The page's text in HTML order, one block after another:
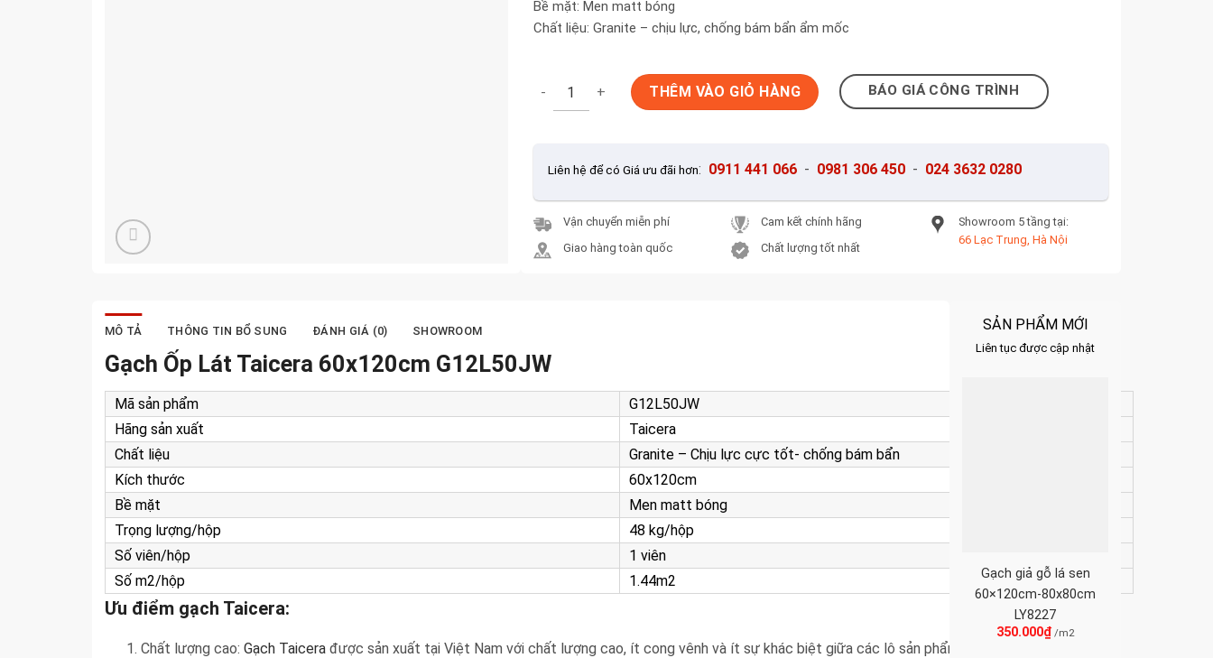
Bề mặt: Men matt bóng
Chất liệu: Granite – chịu lực, chống bám bẩn ẩm mốc
Gạch Ốp Lát Taicera 60x120cm G12L50JW số lượng
THÊM VÀO GIỎ HÀNG BÁO GIÁ CÔNG TRÌNH
Liên hệ để có Giá ưu đãi hơn: 0911 441 066 - 0981 306 450 - 024 3632 0280
Vận chuyển miễn phí
Giao hàng toàn quốc
Cam kết chính hãng
Chất lượng tốt nhất
Showroom 5 tầng tại:
66 Lạc Trung, Hà Nội
MÔ TẢ THÔNG TIN BỔ SUNG ĐÁNH GIÁ (0) SHOWROOM
Gạch Ốp Lát Taicera 60x120cm G12L50JW
Mã sản phẩm
G12L50JW
Hãng sản xuất
Taicera
Chất liệu
Granite – Chịu lực cực tốt- chống bám bẩn
Kích thước
60x120cm
Bề mặt
Men matt bóng
Trọng lượng/hộp
48 kg/hộp
Số viên/hộp
1 viên
Số m2/hộp
1.44m2
Ưu điểm gạch Taicera:
Chất lượng cao: Gạch Taicera được sản xuất tại Việt Nam với chất lượng cao, ít cong vênh và ít sự khác biệt giữa các lô sản phẩm.
SẢN PHẨM MỚI
Liên tục được cập nhật
Gạch giả gỗ lá sen
60×120cm-80x80cm
LY8227
350.000₫ /m2